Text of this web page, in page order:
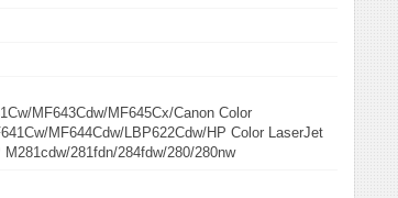
MF643Cdw/MF645Cx/Canon Color
MF644Cdw/LBP622Cdw/HP Color LaserJet
281fdn/284fdw/280/280nw